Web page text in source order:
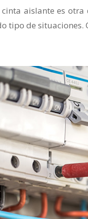
cinta aislante es
tipo de